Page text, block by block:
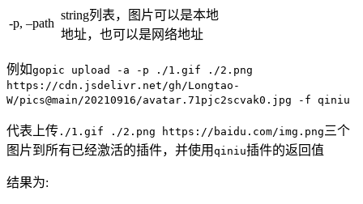
-p, –path
string列表，图片可以是本地
地址，也可以是网络地址
例如gopic upload -a -p ./1.gif ./2.png
https://cdn.jsdelivr.net/gh/Longtao-
W/pics@main/20210916/avatar.71pjc2scvak0.jpg -f qiniu
代表上传 ./1.gif ./2.png https://baidu.com/img.png 三个
图片到所有已经激活的插件，并使用 qiniu插件的返回值
结果为: